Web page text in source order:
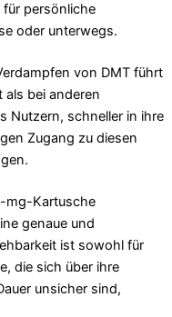
persönliche
oder unterwegs.
von DMT führt
als bei anderen
Nutzern, schneller in ihre
Zugang zu diesen
mg-Kartusche
genaue und
ist sowohl für
die sich über ihre
unsicher sind,